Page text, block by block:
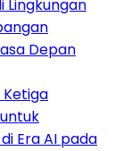
Lingkungan
Depan
Era AI pada